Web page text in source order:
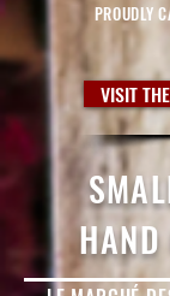
PROUDLY
VISIT
HAND